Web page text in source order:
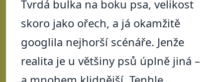
Tvrdá bulka na boku psa, velikost
skoro jako ořech, a já okamžitě
googlila nejhorší scénáře. Jenže
realita je u většiny psů úplně jiná –